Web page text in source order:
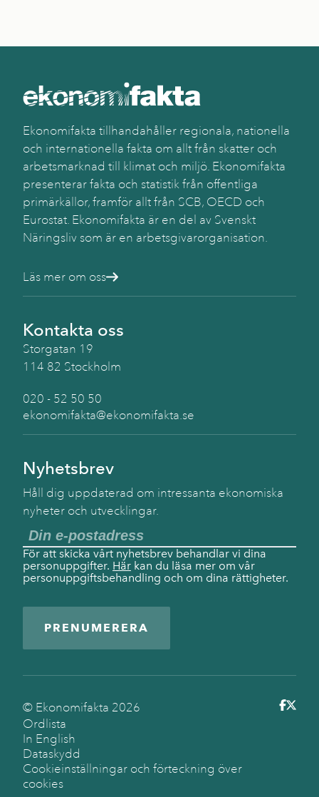
Ekonomifakta tillhandahåller regionala, nationella
och internationella fakta om allt från skatter och
arbetsmarknad till klimat och miljö. Ekonomifakta
presenterar fakta och statistik från offentliga
primärkällor, framför allt från SCB, OECD och
Eurostat. Ekonomifakta är en del av Svenskt
Näringsliv som är en arbetsgivarorganisation.
Läs mer om oss
Kontakta oss
Storgatan 19
114 82 Stockholm
020 - 52 50 50
ekonomifakta@ekonomifakta.se
Nyhetsbrev
Håll dig uppdaterad om intressanta ekonomiska
nyheter och utvecklingar.
För att skicka vårt nyhetsbrev behandlar vi dina
personuppgifter. Här kan du läsa mer om vår
personuppgiftsbehandling och om dina rättigheter.
PRENUMERERA
© Ekonomifakta 2026
Ordlista
In English
Dataskydd
Cookieinställningar och förteckning över
cookies